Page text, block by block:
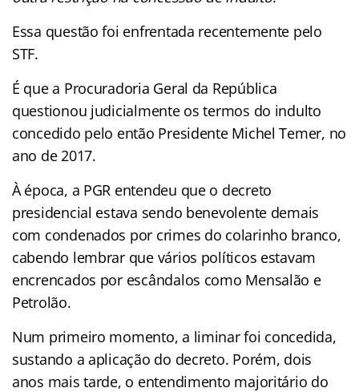
Essa questão foi enfrentada recentemente pelo
STF.
É que a Procuradoria Geral da República
questionou judicialmente os termos do indulto
concedido pelo então Presidente Michel Temer, no
ano de 2017.
À época, a PGR entendeu que o decreto
presidencial estava sendo benevolente demais
com condenados por crimes do colarinho branco,
cabendo lembrar que vários políticos estavam
encrencados por escândalos como Mensalão e
Petrolão.
Num primeiro momento, a liminar foi concedida,
sustando a aplicação do decreto. Porém, dois
anos mais tarde, o entendimento majoritário do